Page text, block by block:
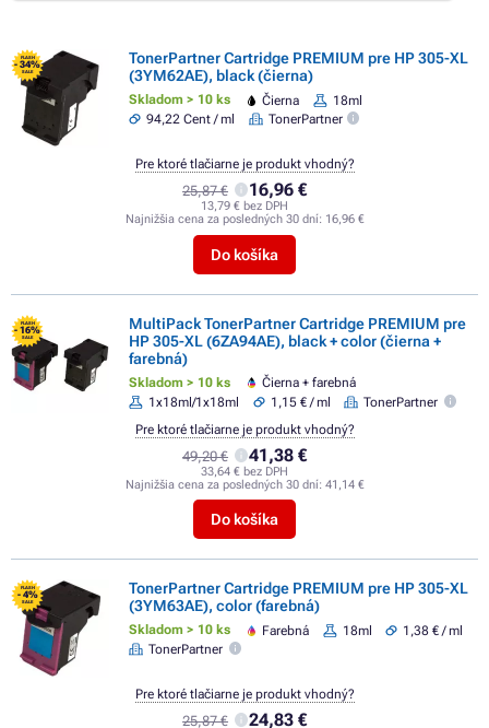
FLASH
- 34%
SALE
TonerPartner Cartridge PREMIUM pre HP 305-XL
(3YM62AE), black (čierna)
Skladom > 10 ks Čierna
18ml
94,22 Cent / ml
TonerPartner
25,87 € 16,96 €
13,79 € bez DPH
Najnižšia cena za posledných 30 dní: 16,96 €
Do košíka
Pre ktoré tlačiarne je produkt vhodný?
FLASH
- 16%
SALE
MultiPack TonerPartner Cartridge PREMIUM pre
HP 305-XL (6ZA94AE), black + color (čierna +
farebná)
Skladom > 10 ks
Čierna + farebná
1x18ml/1x18ml
1,15 € / ml TonerPartner
49,20 € 41,38 €
33,64 € bez DPH
Najnižšia cena za posledných 30 dní: 41,14 €
Do košíka
Pre ktoré tlačiarne je produkt vhodný?
FLASH
- 4%
SALE
TonerPartner Cartridge PREMIUM pre HP 305-XL
(3YM63AE), color (farebná)
Skladom > 10 ks Farebná 18ml
1,38 € / ml
TonerPartner
25,87 € 24,83 €
Pre ktoré tlačiarne je produkt vhodný?